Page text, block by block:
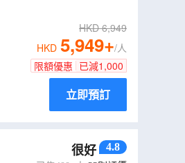
HKD6,949
HKD 5,949+/人
限額優惠 已減1,000
立即預訂
很好 4.8